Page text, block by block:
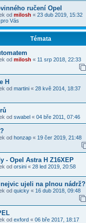
ručení Opel
od milosh « 23 dub 2019, 15:32
Vás
Témata
od milosh « 11 srp 2018, 22:33
H
od martini « 28 kvě 2014, 18:37
od swabel « 04 bře 2011, 07:46
od honzap « 19 čer 2019, 21:48
- Opel Astra H Z16XEP
od orsini « 28 led 2019, 20:58
ujeli na plnou nádrž?
od quicky « 16 dub 2018, 09:48
od exford « 06 bře 2017, 18:17